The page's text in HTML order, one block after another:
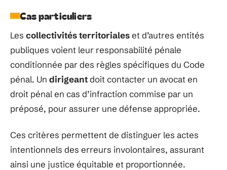
Cas particuliers
Les collectivités territorialeset d’autres entités
publiques voient leur responsabilité pénale
conditionnée par des règles spécifiques du Code
pénal. Un dirigeantdoit contacter un avocat en
droit pénal en cas d’infraction commise par un
préposé, pour assurer une défense appropriée.
Ces critères permettent de distinguer les actes
intentionnels des erreurs involontaires, assurant
ainsi une justice équitable et proportionnée.